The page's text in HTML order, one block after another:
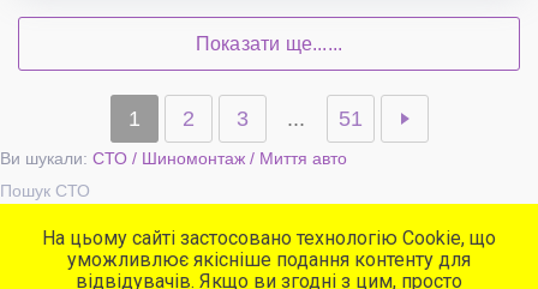
Показати ще......
1 2 3 ... 51
Ви шукали: СТО / Шиномонтаж / Миття авто
Пошук СТО
Популярні сервіси
СТО
На цьому сайті застосовано технологію Cookie, що
уможливлює якісніше подання контенту для
відвідувачів. Якщо ви згодні з цим, просто